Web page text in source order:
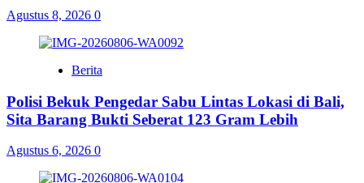
Agustus 8, 2026 0
Berita
Polisi Bekuk Pengedar Sabu Lintas Lokasi di Bali,
Sita Barang Bukti Seberat 123 Gram Lebih
Agustus 6, 2026 0